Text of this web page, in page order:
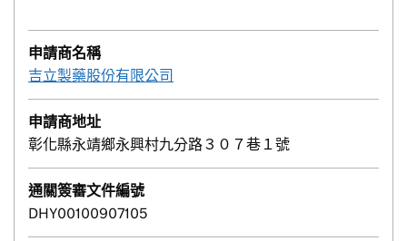
申請商名稱
吉立製藥股份有限公司
申請商地址
彰化縣永靖鄉永興村九分路３０７巷１號
通關簽審文件編號
DHY00100907105